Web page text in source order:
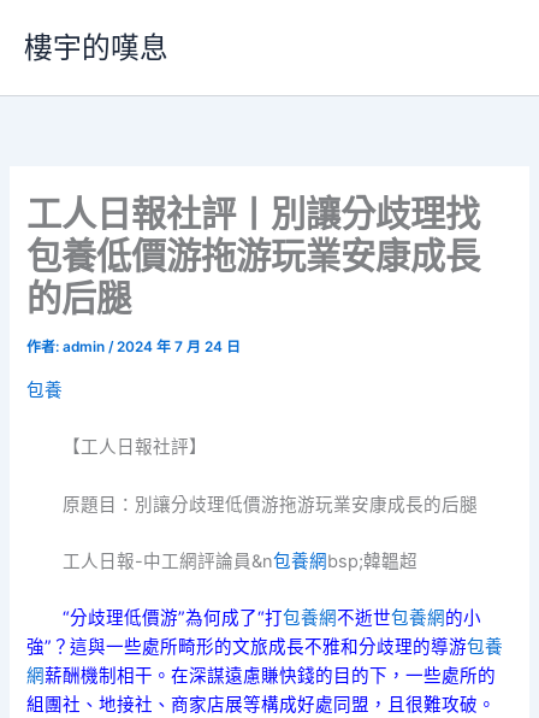
要
樓宇的嘆息
工人日報社評丨別讓分歧理找
包養低價游拖游玩業安康成長
的后腿
作者:admin/2024 年 7 月 24 日
包養
【工人日報社評】
原題目：別讓分歧理低價游拖游玩業安康成長的后腿
工人日報-中工網評論員&n包養網bsp;韓韞超
“分歧理低價游”為何成了“打包養網不逝世包養網的小
強”？這與一些處所畸形的文旅成長不雅和分歧理的導游包養
網薪酬機制相干。在深謀遠慮賺快錢的目的下，一些處所的
組團社、地接社、商家店展等構成好處同盟，且很難攻破。